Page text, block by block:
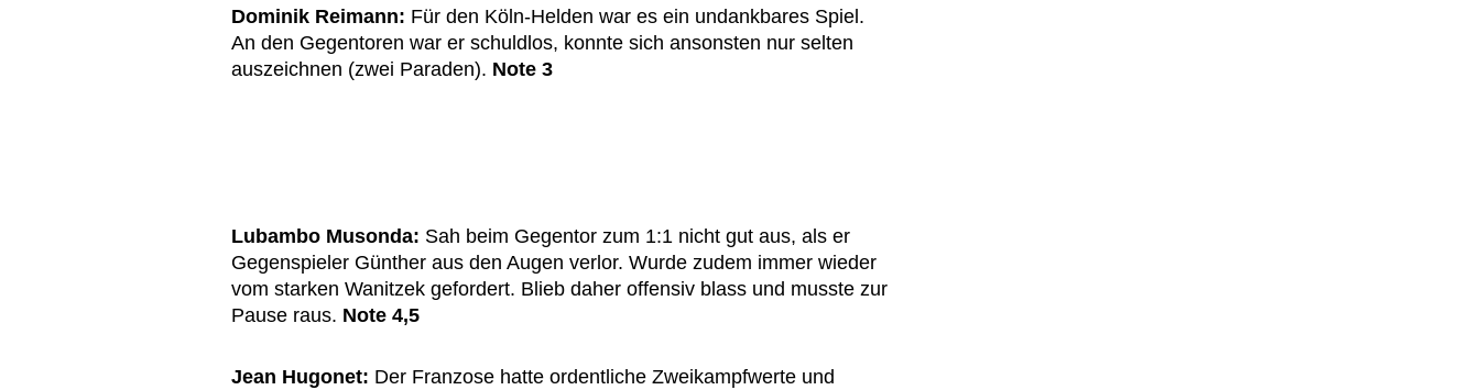
Dominik Reimann: Für den Köln-Helden war es ein undankbares Spiel.
An den Gegentoren war er schuldlos, konnte sich ansonsten nur selten
auszeichnen (zwei Paraden). Note 3
Lubambo Musonda: Sah beim Gegentor zum 1:1 nicht gut aus, als er
Gegenspieler Günther aus den Augen verlor. Wurde zudem immer wieder
vom starken Wanitzek gefordert. Blieb daher offensiv blass und musste zur
Pause raus. Note 4,5
Jean Hugonet: Der Franzose hatte ordentliche Zweikampfwerte und